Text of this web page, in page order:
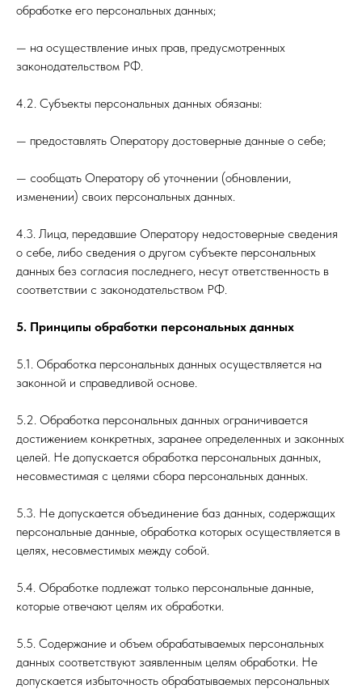
обработке его персональных данных;
— на осуществление иных прав, предусмотренных
законодательством РФ.
4.2. Субъекты персональных данных обязаны:
— предоставлять Оператору достоверные данные о себе;
— сообщать Оператору об уточнении (обновлении,
изменении) своих персональных данных.
4.3. Лица, передавшие Оператору недостоверные сведения
о себе, либо сведения о другом субъекте персональных
данных без согласия последнего, несут ответственность в
соответствии с законодательством РФ.
5. Принципы обработки персональных данных
5.1. Обработка персональных данных осуществляется на
законной и справедливой основе.
5.2. Обработка персональных данных ограничивается
достижением конкретных, заранее определенных и законных
целей. Не допускается обработка персональных данных,
несовместимая с целями сбора персональных данных.
5.3. Не допускается объединение баз данных, содержащих
персональные данные, обработка которых осуществляется в
целях, несовместимых между собой.
5.4. Обработке подлежат только персональные данные,
которые отвечают целям их обработки.
5.5. Содержание и объем обрабатываемых персональных
данных соответствуют заявленным целям обработки. Не
допускается избыточность обрабатываемых персональных